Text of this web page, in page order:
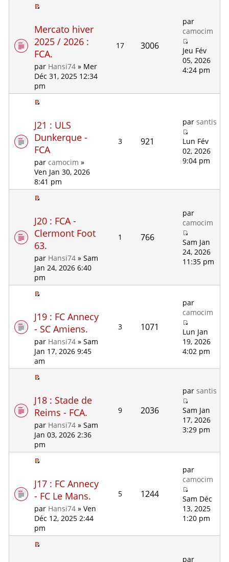
Mercato hiver
2025 / 2026 :
FCA.
par Hansi74 » Mer
Déc 31, 2025 12:34
pm
17 3006
par
camocim
Jeu Fév
05, 2026
4:24 pm
J21 : ULS
Dunkerque -
FCA
parcamocim »
Ven Jan 30, 2026
8:41 pm
3 921
parsantis
Lun Fév
02, 2026
9:04 pm
J20 : FCA -
Clermont Foot
63.
par Hansi74 » Sam
Jan 24, 2026 6:40
pm
1 766
par
camocim
Sam Jan
24, 2026
11:35 pm
J19 : FC Annecy
- SC Amiens.
par Hansi74 » Sam
Jan 17, 2026 9:45
am
3 1071
par
camocim
Lun Jan
19, 2026
4:02 pm
J18 : Stade de
Reims - FCA.
par Hansi74 » Sam
Jan 03, 2026 2:36
pm
9 2036
parsantis
Sam Jan
17, 2026
3:29 pm
J17 : FC Annecy
- FC Le Mans.
par Hansi74 » Ven
Déc 12, 2025 2:44
pm
5 1244
par
camocim
Sam Déc
13, 2025
1:20 pm
par